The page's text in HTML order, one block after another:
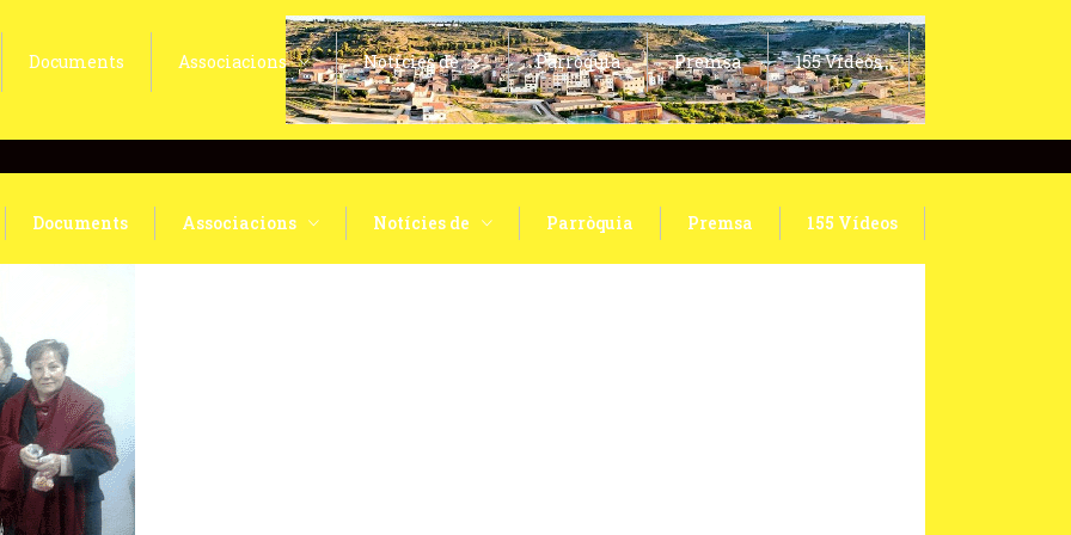
Documents Associacions Notícies de Parròquia Premsa 155 Vídeos
Documents Associacions Notícies de Parròquia Premsa 155 Vídeos